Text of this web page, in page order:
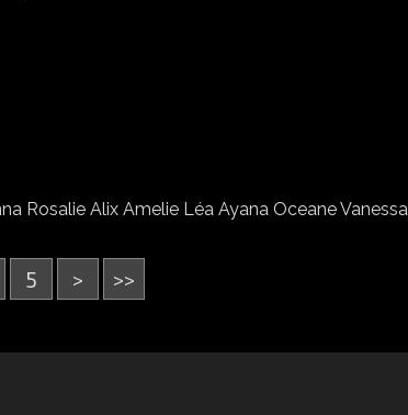
Rosalie Alix Amelie Léa Ayana Oceane Vanessa
5 > >>